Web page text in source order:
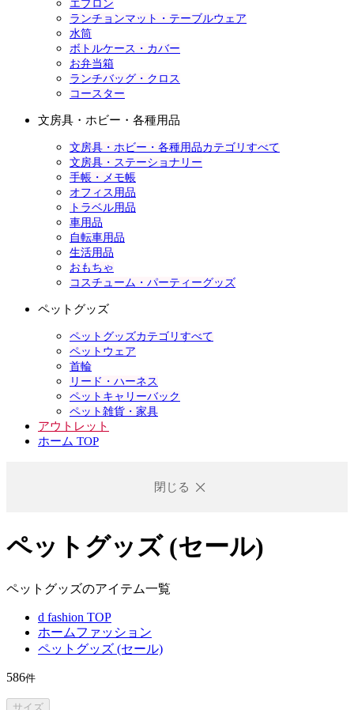
エプロン
ランチョンマット・テーブルウェア
水筒
ボトルケース・カバー
お弁当箱
ランチバッグ・クロス
コースター
文房具・ホビー・各種用品
文房具・ホビー・各種用品カテゴリすべて
文房具・ステーショナリー
手帳・メモ帳
オフィス用品
トラベル用品
車用品
自転車用品
生活用品
おもちゃ
コスチューム・パーティーグッズ
ペットグッズ
ペットグッズカテゴリすべて
ペットウェア
首輪
リード・ハーネス
ペットキャリーバック
ペット雑貨・家具
アウトレット
ホーム TOP
閉じる
ペットグッズ (セール)
ペットグッズのアイテム一覧
d fashion TOP
ホームファッション
ペットグッズ (セール)
586件
サイズ